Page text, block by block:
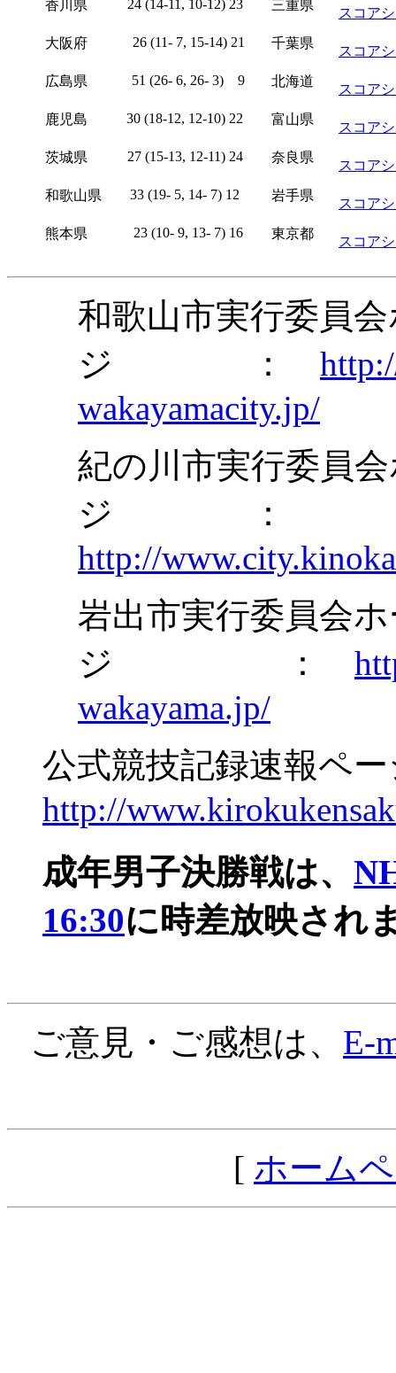
香川県
24 (14-11, 10-12) 23 三重県
スコア
大阪府
26 (11- 7, 15-14) 21 千葉県
スコア
広島県
51 (26- 6, 26- 3) 9 北海道
スコア
鹿児島
30 (18-12, 12-10) 22 富山県
スコア
茨城県
27 (15-13, 12-11) 24 奈良県
スコア
和歌山県
33 (19- 5, 14- 7) 12 岩手県
スコア
熊本県
23 (10- 9, 13- 7) 16 東京都
スコア
和歌山市実行委員
ジ ：
wakayamacity.jp/
紀の川市実行委員
ジ ：
http://
岩出市実行委員会
ジ ：
wakayama.jp/
公式競技記録速報
http://
成年男子決勝戦は、
16:30に時差放映され
ご意見・ご感想は、 E-
[ ホーム